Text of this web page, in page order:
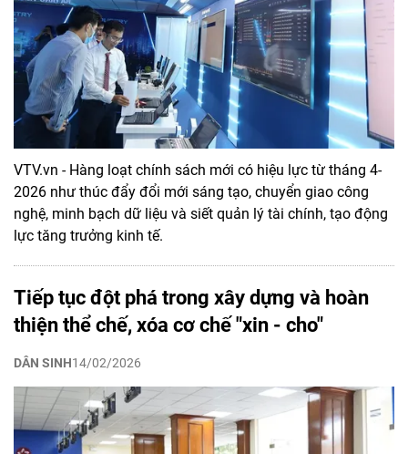
VTV.vn - Hàng loạt chính sách mới có hiệu lực từ tháng 4-
2026 như thúc đẩy đổi mới sáng tạo, chuyển giao công
nghệ, minh bạch dữ liệu và siết quản lý tài chính, tạo động
lực tăng trưởng kinh tế.
Tiếp tục đột phá trong xây dựng và hoàn
thiện thể chế, xóa cơ chế "xin - cho"
DÂN SINH14/02/2026